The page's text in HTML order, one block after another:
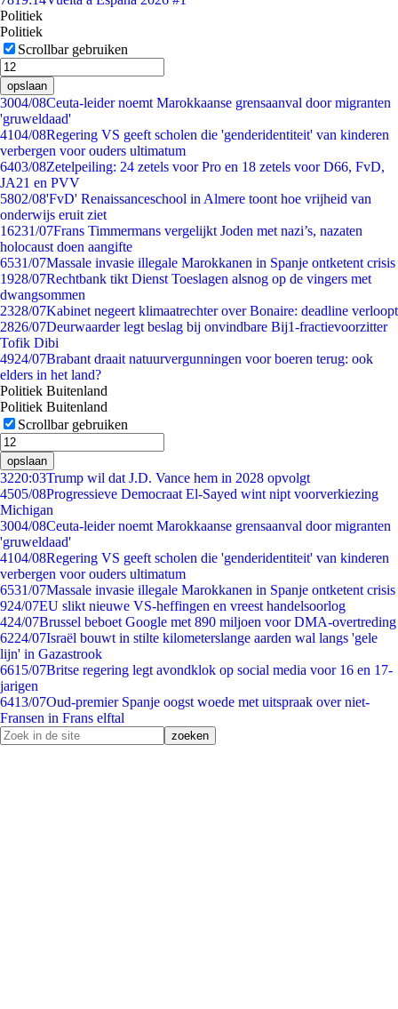
Politiek
Politiek
Scrollbar gebruiken
opslaan
3004/08Ceuta-leider noemt Marokkaanse grensaanval door migranten
'gruweldaad'
4104/08Regering VS geeft scholen die 'genderidentiteit' van kinderen
verbergen voor ouders ultimatum
6403/08Zetelpeiling: 24 zetels voor Pro en 18 zetels voor D66, FvD,
JA21 en PVV
5802/08'FvD' Renaissanceschool in Almere toont hoe vrijheid van
onderwijs eruit ziet
16231/07Frans Timmermans vergelijkt Joden met nazi’s, nazaten
holocaust doen aangifte
6531/07Massale invasie illegale Marokkanen in Spanje ontketent crisis
1928/07Rechtbank tikt Dienst Toeslagen alsnog op de vingers met
dwangsommen
2328/07Kabinet negeert klimaatrechter over Bonaire: deadline verloopt
2826/07Deurwaarder legt beslag bij onvindbare Bij1-fractievoorzitter
Tofik Dibi
4924/07Brabant draait natuurvergunningen voor boeren terug: ook
elders in het land?
Politiek Buitenland
Politiek Buitenland
Scrollbar gebruiken
opslaan
3220:03Trump wil dat J.D. Vance hem in 2028 opvolgt
4505/08Progressieve Democraat El-Sayed wint nipt voorverkiezing
Michigan
3004/08Ceuta-leider noemt Marokkaanse grensaanval door migranten
'gruweldaad'
4104/08Regering VS geeft scholen die 'genderidentiteit' van kinderen
verbergen voor ouders ultimatum
6531/07Massale invasie illegale Marokkanen in Spanje ontketent crisis
924/07EU slikt nieuwe VS-heffingen en vreest handelsoorlog
424/07Brussel beboet Google met 890 miljoen voor DMA-overtreding
6224/07Israël bouwt in stilte kilometerslange aarden wal langs 'gele
lijn' in Gazastrook
6615/07Britse regering legt avondklok op social media voor 16 en 17-
jarigen
6413/07Oud-premier Spanje oogst woede met uitspraak over niet-
Fransen in Frans elftal